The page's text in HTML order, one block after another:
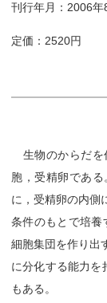
刊行年月：2006年
定価：2520円
生物のからだを
胞，受精卵であ
に，受精卵の内側
条件のもとで培養
細胞集団を作り出
に分化する能力を
もある。